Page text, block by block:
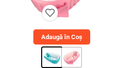
Adaugă în Coș